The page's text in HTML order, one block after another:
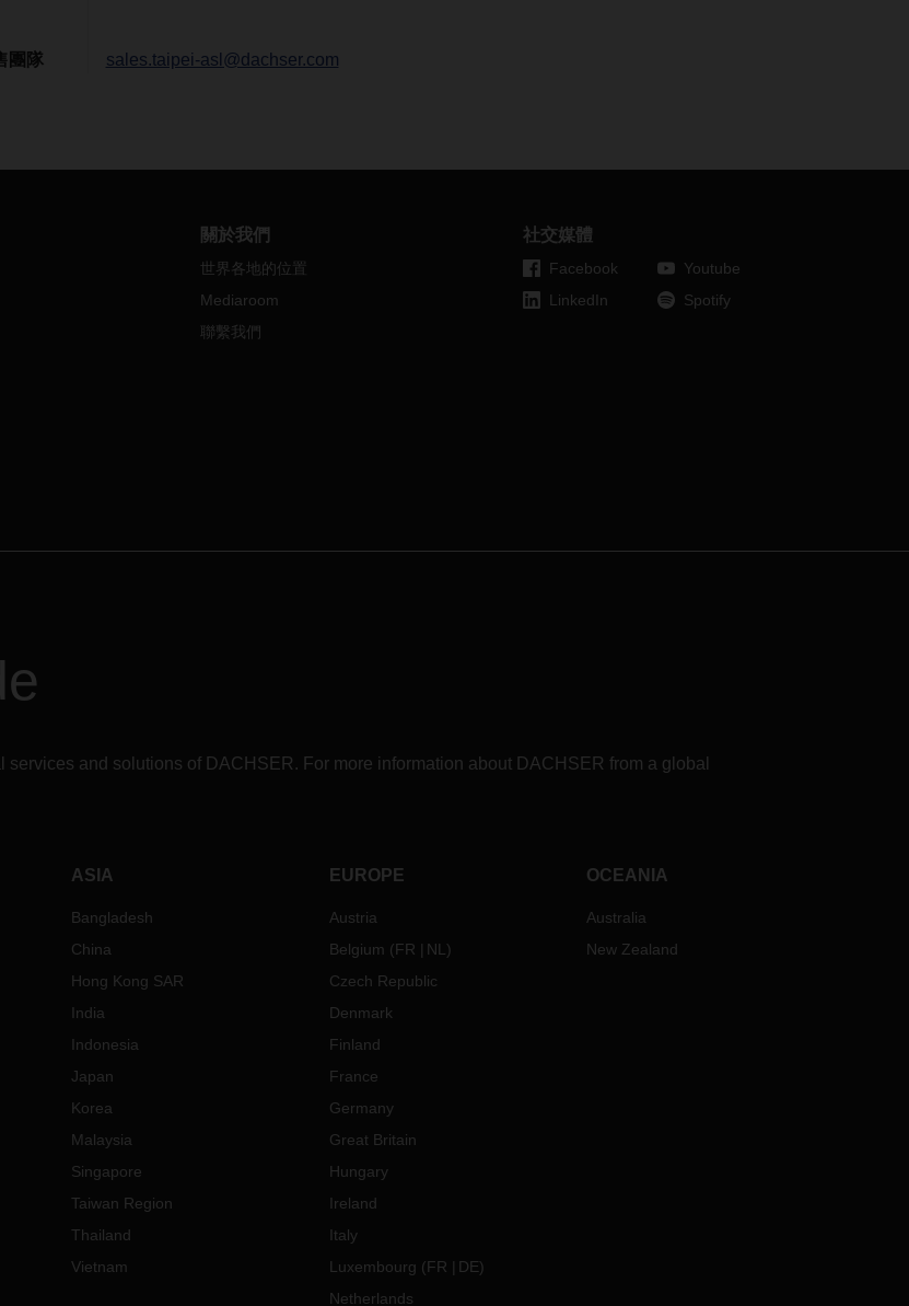
團隊 sales.taipei-asl@dachser.com
關於我們
世界各地的位置
Mediaroom
聯繫我們
社交媒體
Facebook
LinkedIn
Youtube
Spotify
and solutions of DACHSER. For more information about DACHSER from a global
ASIA
Bangladesh
China
Hong Kong SAR
India
Indonesia
Japan
Korea
Malaysia
Singapore
Taiwan Region
Thailand
Vietnam
EUROPE
Austria
Belgium (FR NL )
Czech Republic
Denmark
Finland
France
Germany
Great Britain
Hungary
Ireland
Italy
Luxembourg (FR DE)
Netherlands
OCEANIA
Australia
New Zealand